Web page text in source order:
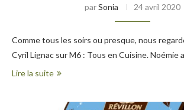
parSonia 24 avril 2020
Comme tous les soirs ou presque, nous
Cyril Lignac sur M6 : Tous en Cuisine. Noémie
Lire la suite